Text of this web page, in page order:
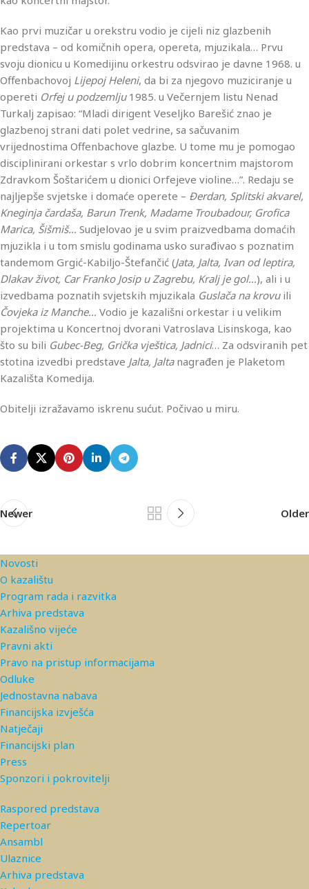
Kao prvi muzičar u orekstru vodio je cijeli niz glazbenih
predstava – od komičnih opera, opereta, mjuzikala… Prvu
svoju dionicu u Komedijinu orkestru odsvirao je davne 1968. u
Offenbachovoj Lijepoj Heleni, da bi za njegovo muziciranje u
opereti Orfej u podzemlju1985. u Večernjem listu Nenad
Turkalj zapisao: “Mladi dirigent Veseljko Barešić znao je
glazbenoj strani dati polet vedrine, sa sačuvanim
vrijednostima Offenbachove glazbe. U tome mu je pomogao
disciplinirani orkestar s vrlo dobrim koncertnim majstorom
Zdravkom Šoštarićem u dionici Orfejeve violine…”. Redaju se
najljepše svjetske i domaće operete – Đerdan, Splitski akvarel,
Kneginja čardaša, Barun Trenk, Madame Troubadour, Grofica
Marica, Šišmiš… Sudjelovao je u svim praizvedbama domaćih
mjuzikla i u tom smislu godinama usko surađivao s poznatim
tandemom Grgić-Kabiljo-Štefančić (Jata, Jalta, Ivan od leptira,
Dlakav život, Car Franko Josip u Zagrebu, Kralj je gol…), ali i u
izvedbama poznatih svjetskih mjuzikala Guslača na krovu ili
Čovjeka iz Manche… Vodio je kazališni orkestar i u velikim
projektima u Koncertnoj dvorani Vatroslava Lisinskoga, kao
što su bili Gubec-Beg, Grička vještica, Jadnici… Za odsviranih pet
stotina izvedbi predstave Jalta, Jaltanagrađen je Plaketom
Kazališta Komedija.
Obitelji izražavamo iskrenu sućut. Počivao u miru.
Newer Older
Novosti
O kazalištu
Program rada i razvitka
Arhiva predstava
Kazališno vijeće
Pravni akti
Pravo na pristup informacijama
Odluke
Jednostavna nabava
Financijska izvješća
Natječaji
Financijski plan
Press
Sponzori i pokrovitelji
Raspored predstava
Repertoar
Ansambl
Ulaznice
Arhiva predstava